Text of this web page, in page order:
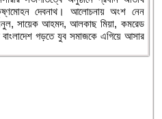
দেবনাথ। আলোচনায় অংশ নেন
সায়েক আহমদ, আলকাছ মিয়া, কমরেড
গড়তে যুব সমাজকে এগিয়ে আসার